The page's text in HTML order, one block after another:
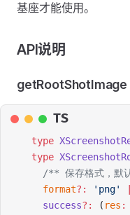
基座才能使用。
API说明
getRootShotImage
TS
type
type
/** 保存格式，默
  format
?: 'png'
  success
?: ( res :